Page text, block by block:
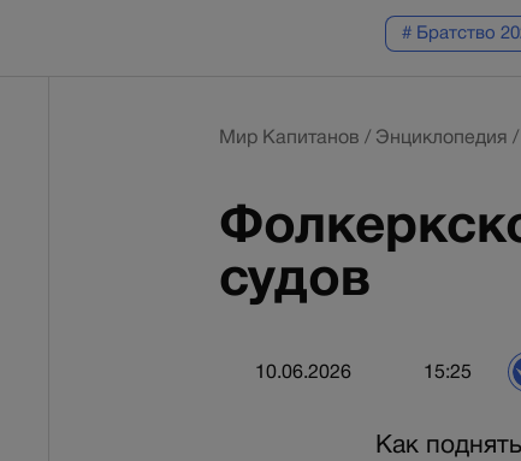
# Братство
Мир Капитанов / Энциклопедия /
судов
10.06.2026 15:25
Как